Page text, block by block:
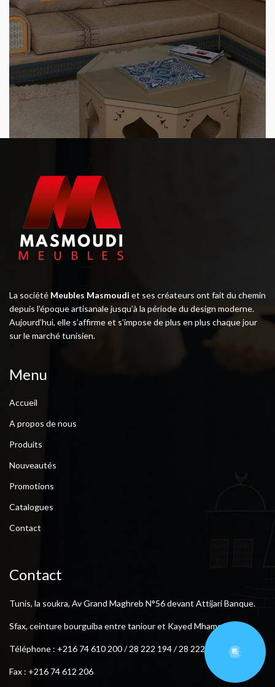
La société Meubles Masmoudi et ses créateurs ont fait du chemin
depuis l’époque artisanale jusqu’à la période du design moderne.
Aujourd’hui, elle s’affirme et s’impose de plus en plus chaque jour
sur le marché tunisien.
Menu
Accueil
A propos de nous
Produits
Nouveautés
Promotions
Catalogues
Contact
Contact
Tunis, la soukra, Av Grand Maghreb N°56 devant Attijari Banque.
Sfax, ceinture bourguiba entre taniour et Kayed Mhamed .
Téléphone : +216 74 610 200 / 28 222 194 / 28 222 193
Fax : +216 74 612 206